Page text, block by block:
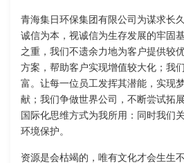
青海集日环保集团有限公司为谋求长
诚信为本，视诚信为生存发展的牢固
之重，我们不遗余力地为客户提供较
方案，帮助客户实现增值较大化；我
富。让每一位员工发挥其潜能，实现
献；我们争做世界公司，不断尝试拓
国际化思维方式为我所用：同时我们
环境保护。
资源是会枯竭的，唯有文化才会生生